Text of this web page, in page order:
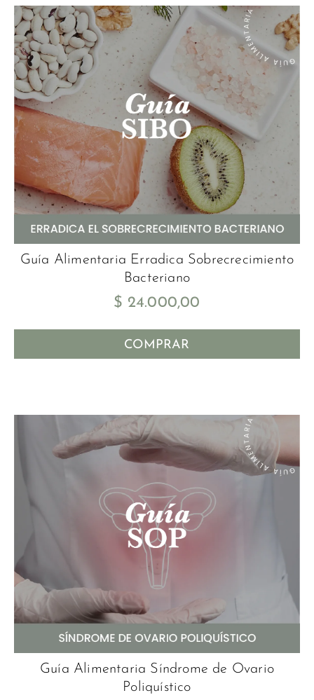
Guía Alimentaria Erradica Sobrecrecimiento
Bacteriano
$ 24.000,00
COMPRAR
Guía Alimentaria Síndrome de Ovario
Poliquístico